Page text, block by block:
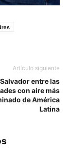
Artículo siguiente
entre las
con aire más
de América
Latina